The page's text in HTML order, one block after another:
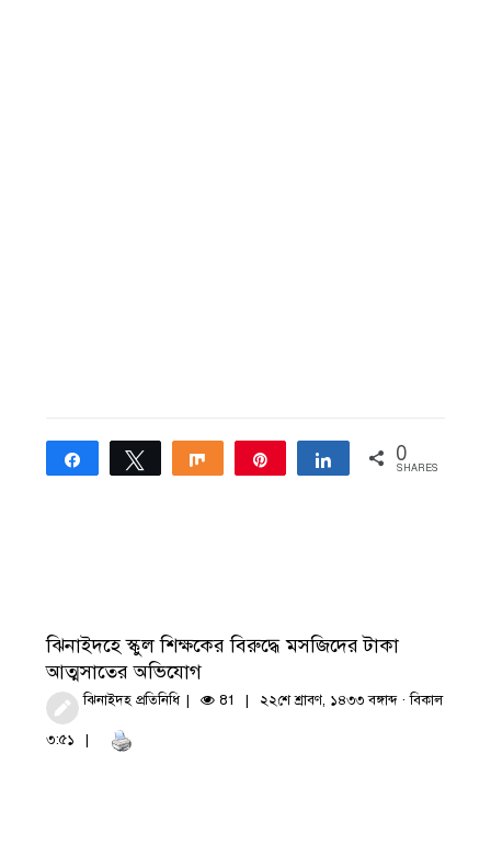
Share Tweet Share Share 0
SHARES
ঝিনাইদহে স্কুল শিক্ষকের বিরুদ্ধে মসজিদের টাকা
আত্মসাতের অভিযোগ
ঝিনাইদহ প্রতিনিধি 81 ২২শে শ্রাবণ, ১৪৩৩ বঙ্গাব্দ · বিকাল
৩:৫১